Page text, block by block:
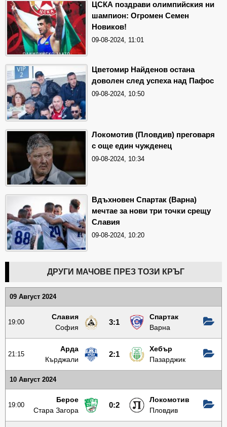
ЦСКА поздрави олимпийския ни
шампион: Огромен Семен
Новиков!
09-08-2024, 11:01
Цветомир Найденов остана
доволен след успеха над Пафос
09-08-2024, 10:50
Локомотив (Пловдив) преговаря
с още един чужденец
09-08-2024, 10:34
Вдъхновен Спартак (Варна)
мечтае за нови три точки срещу
Славия
09-08-2024, 10:20
ДРУГИ МАЧОВЕ ПРЕЗ ТОЗИ КРЪГ
09 Август 2024
19:00
Славия
София
3:1
Спартак
Варна
21:15
Арда
Кърджали
2:1
Хебър
Пазарджик
10 Август 2024
19:00
Берое
Стара Загора
0:2
Локомотив
Пловдив